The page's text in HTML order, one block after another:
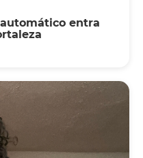
entra